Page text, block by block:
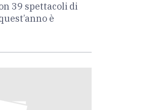
39 spettacoli di
è